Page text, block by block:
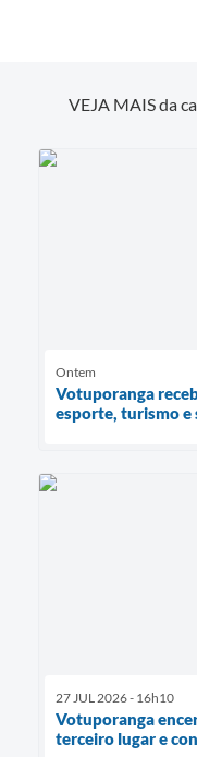
VEJA MAIS da
Ontem
Votuporanga
esporte, turismo e
27 JUL 2026 - 16h10
Votuporanga
terceiro lugar e